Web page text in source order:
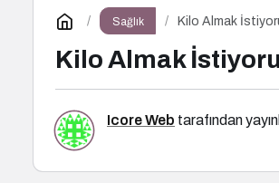
Sağlık Kilo Almak
Kilo Almak
Icore Web tarafından